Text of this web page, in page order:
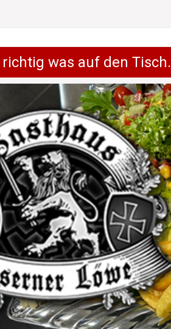
was auf den Tisch.